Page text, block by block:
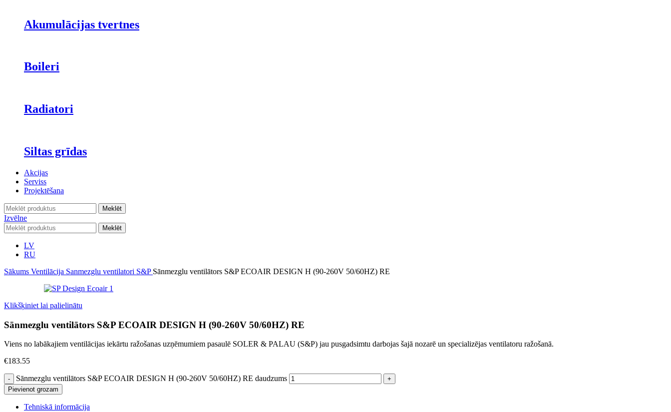
Akumulācijas tvertnes
Boileri
Radiatori
Siltas grīdas
Akcijas
Serviss
Projektēšana
Meklēt
Izvēlne
Meklēt
LV
RU
Sākums Ventilācija Sanmezglu ventilatori S&P Sānmezglu ventilātors S&P ECOAIR DESIGN H (90-260V 50/60HZ) RE
Klikšķiniet lai palielinātu
Sānmezglu ventilātors S&P ECOAIR DESIGN H (90-260V 50/60HZ) RE
Viens no labākajiem ventilācijas iekārtu ražošanas uzņēmumiem pasaulē SOLER & PALAU (S&P) jau pusgadsimtu darbojas šajā nozarē un specializējas ventilatoru ražošanā.
€183.55
Sānmezglu ventilātors S&P ECOAIR DESIGN H (90-260V 50/60HZ) RE daudzums
Pievienot grozam
Tehniskā informācija